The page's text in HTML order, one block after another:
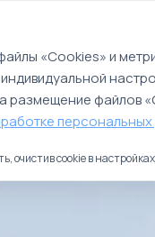
«Cookies» и
размещение файлов
очистив cookie в